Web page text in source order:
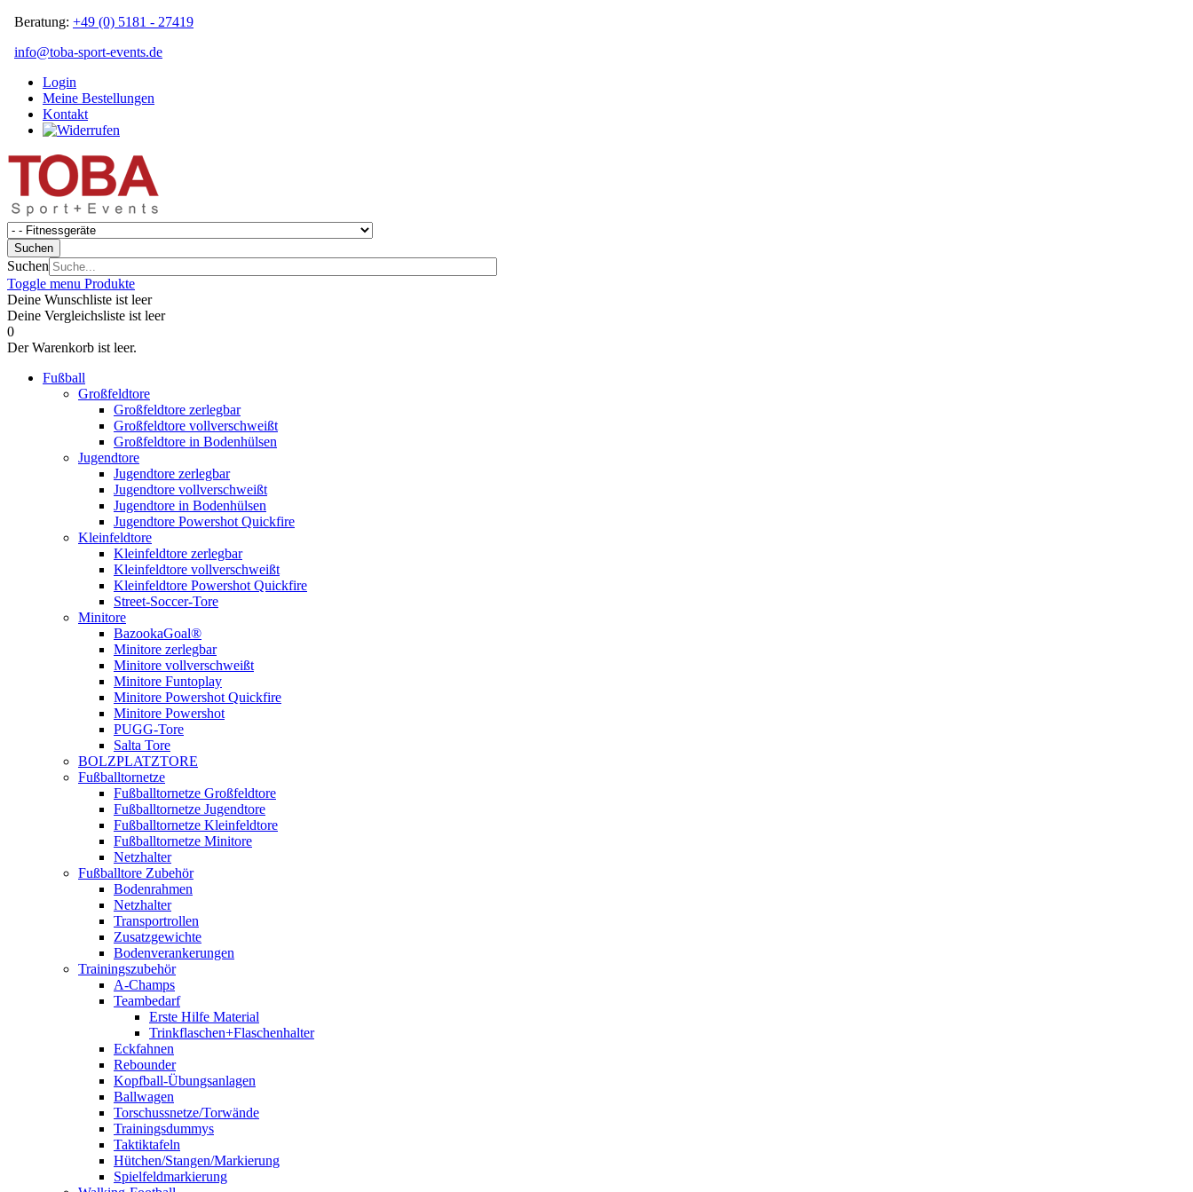
Beratung: +49 (0) 5181 - 27419
info@toba-sport-events.de
Login
Meine Bestellungen
Kontakt
Suchen
Suchen
Toggle menu Produkte
Deine Wunschliste ist leer
Deine Vergleichsliste ist leer
0
Der Warenkorb ist leer.
Fußball
Großfeldtore
Großfeldtore zerlegbar
Großfeldtore vollverschweißt
Großfeldtore in Bodenhülsen
Jugendtore
Jugendtore zerlegbar
Jugendtore vollverschweißt
Jugendtore in Bodenhülsen
Jugendtore Powershot Quickfire
Kleinfeldtore
Kleinfeldtore zerlegbar
Kleinfeldtore vollverschweißt
Kleinfeldtore Powershot Quickfire
Street-Soccer-Tore
Minitore
BazookaGoal®
Minitore zerlegbar
Minitore vollverschweißt
Minitore Funtoplay
Minitore Powershot Quickfire
Minitore Powershot
PUGG-Tore
Salta Tore
BOLZPLATZTORE
Fußballtornetze
Fußballtornetze Großfeldtore
Fußballtornetze Jugendtore
Fußballtornetze Kleinfeldtore
Fußballtornetze Minitore
Netzhalter
Fußballtore Zubehör
Bodenrahmen
Netzhalter
Transportrollen
Zusatzgewichte
Bodenverankerungen
Trainingszubehör
A-Champs
Teambedarf
Erste Hilfe Material
Trinkflaschen+Flaschenhalter
Eckfahnen
Rebounder
Kopfball-Übungsanlagen
Ballwagen
Torschussnetze/Torwände
Trainingsdummys
Taktiktafeln
Hütchen/Stangen/Markierung
Spielfeldmarkierung